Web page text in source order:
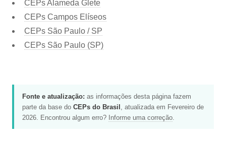
CEPs Alameda Glete
CEPs Campos Elíseos
CEPs São Paulo / SP
CEPs São Paulo (SP)
Fonte e atualização: as informações desta página fazem
parte da base do CEPs do Brasil , atualizada em Fevereiro de
2026. Encontrou algum erro? Informe uma correção